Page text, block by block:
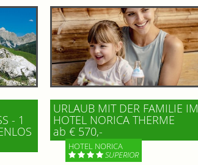
1 K
URLAUB MIT DER FAMILIE IM
HOTEL NORICA THERME
ab € 570,-
HOTEL NORICA
SUPERIOR